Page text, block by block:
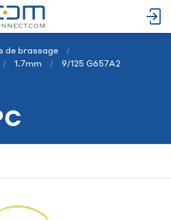
de brassage
1.7mm 9/125 G657A2